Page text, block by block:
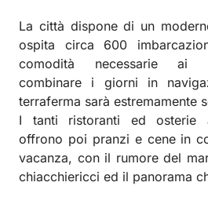
La città dispone di un
ospita circa 600
comodità necessarie ai
combinare i giorni in
terraferma sarà estremamente
I tanti ristoranti ed osterie
offrono poi pranzi e cene in
vacanza, con il rumore del
chiacchiericci ed il panorama